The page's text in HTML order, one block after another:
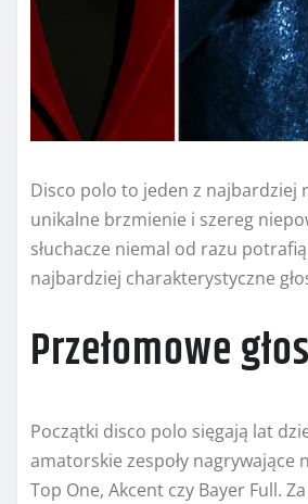
Disco polo to jeden z najbardziej
unikalne brzmienie i szereg
słuchacze niemal od razu
najbardziej charakterystyczne
Przełomowe
Początki disco polo sięgają lat
amatorskie zespoły
Top One, Akcent czy Bayer Full.